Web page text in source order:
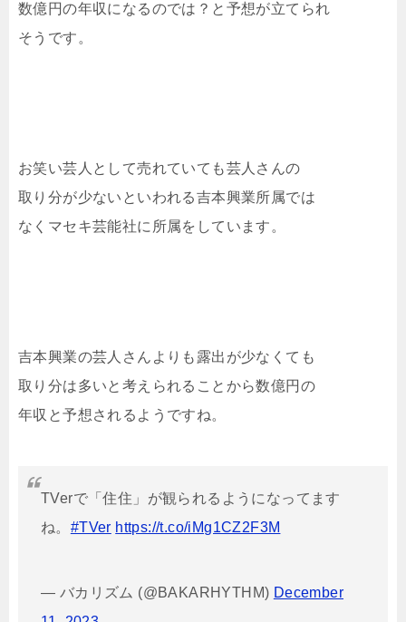
数億円の年収になるのでは？と予想が立てられ
そうです。
お笑い芸人として売れていても芸人さんの
取り分が少ないといわれる吉本興業所属では
なくマセキ芸能社に所属をしています。
吉本興業の芸人さんよりも露出が少なくても
取り分は多いと考えられることから数億円の
年収と予想されるようですね。
TVerで「住住」が観られるようになってます
ね。 #TVer https://t.co/iMg1CZ2F3M
— バカリズム (@BAKARHYTHM) December